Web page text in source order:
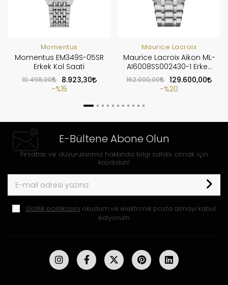
Momentus
Momentus EM349S-05SR
Erkek Kol Saati
10.498,00
8.923,30
%15
Maurice Lacroix
Maurice Lacroix Aikon ML-
AI6008SS002430-1 Erkek
Kol Saati
162.000,00
129.600,00
%20
E-Bültene Abone Olun
Fırsatlar ve duyurularımız hakkında bilgi sahibi olmak için
kaydolun!
Gizlilik politikasını okudum ve elektronik posta almayı kabul
ediyorum.